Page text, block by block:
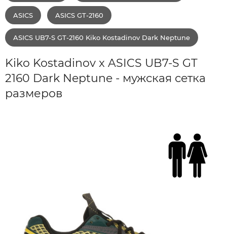
ASICS ASICS GT-2160
ASICS UB7-S GT-2160 Kiko Kostadinov Dark Neptune
Kiko Kostadinov x ASICS UB7-S GT
2160 Dark Neptune - мужская сетка
размеров